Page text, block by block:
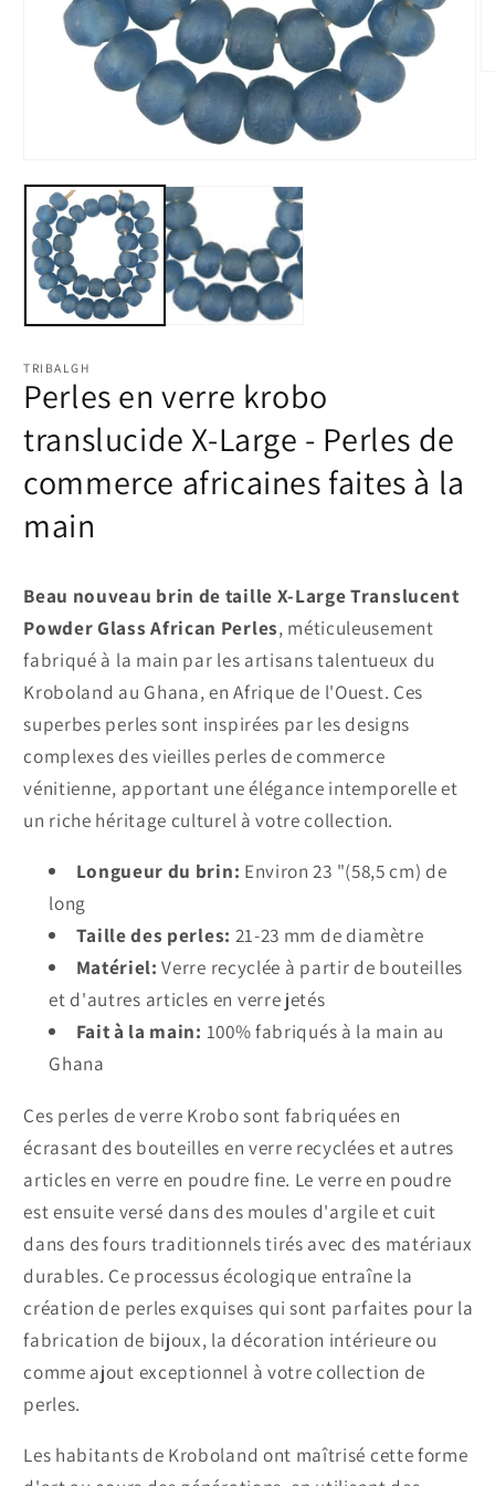
le
média
dans
une
fenêtre
modale
TRIBALGH
Perles en verre krobo
translucide X-Large - Perles de
commerce africaines faites à la
main
Beau nouveau brin de taille X-Large Translucent
Powder Glass African Perles, méticuleusement
fabriqué à la main par les artisans talentueux du
Kroboland au Ghana, en Afrique de l'Ouest. Ces
superbes perles sont inspirées par les designs
complexes des vieilles perles de commerce
vénitienne, apportant une élégance intemporelle et
un riche héritage culturel à votre collection.
Longueur du brin: Environ 23 "(58,5 cm) de
long
Taille des perles: 21-23 mm de diamètre
Matériel: Verre recyclée à partir de bouteilles
et d'autres articles en verre jetés
Fait à la main: 100% fabriqués à la main au
Ghana
Ces perles de verre Krobo sont fabriquées en
écrasant des bouteilles en verre recyclées et autres
articles en verre en poudre fine. Le verre en poudre
est ensuite versé dans des moules d'argile et cuit
dans des fours traditionnels tirés avec des matériaux
durables. Ce processus écologique entraîne la
création de perles exquises qui sont parfaites pour la
fabrication de bijoux, la décoration intérieure ou
comme ajout exceptionnel à votre collection de
perles.
Les habitants de Kroboland ont maîtrisé cette forme